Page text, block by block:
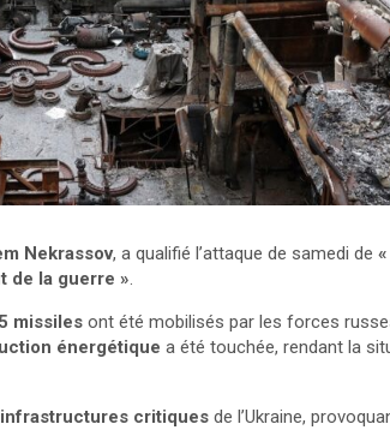
Nekrassov, a qualifié l’attaque de samedi de
de la guerre ».
missiles ont été mobilisés par les forces
énergétique a été touchée, rendant la
critiques de l’Ukraine,